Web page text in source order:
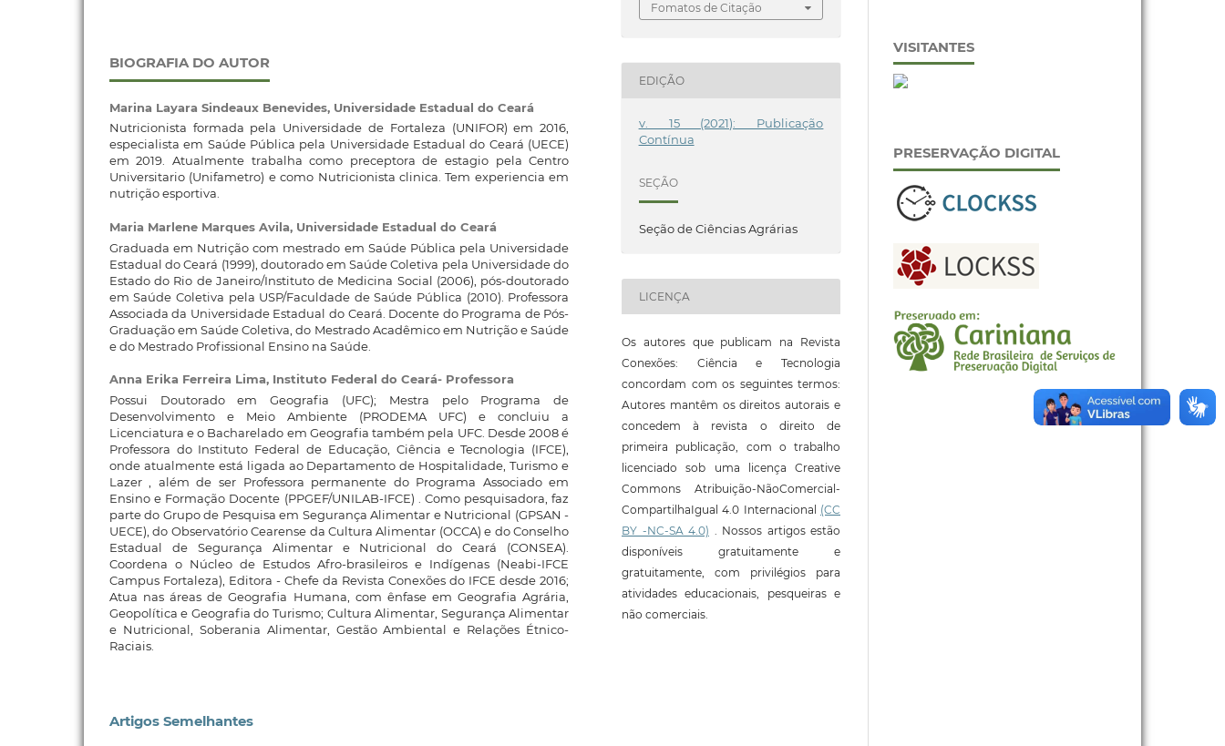
BIOGRAFIA DO AUTOR
Marina Layara Sindeaux Benevides, Universidade Estadual do Ceará
Nutricionista formada pela Universidade de Fortaleza (UNIFOR) em 2016,
especialista em Saúde Pública pela Universidade Estadual do Ceará (UECE)
em 2019. Atualmente trabalha como preceptora de estagio pela Centro
Universitario (Unifametro) e como Nutricionista clinica. Tem experiencia em
nutrição esportiva.
Maria Marlene Marques Avila, Universidade Estadual do Ceará
Graduada em Nutrição com mestrado em Saúde Pública pela Universidade
Estadual do Ceará (1999), doutorado em Saúde Coletiva pela Universidade do
Estado do Rio de Janeiro/Instituto de Medicina Social (2006), pós-doutorado
em Saúde Coletiva pela USP/Faculdade de Saúde Pública (2010). Professora
Associada da Universidade Estadual do Ceará. Docente do Programa de Pós-
Graduação em Saúde Coletiva, do Mestrado Acadêmico em Nutrição e Saúde
e do Mestrado Profissional Ensino na Saúde.
Anna Erika Ferreira Lima, Instituto Federal do Ceará- Professora
Possui Doutorado em Geografia (UFC); Mestra pelo Programa de
Desenvolvimento e Meio Ambiente (PRODEMA UFC) e concluiu a
Licenciatura e o Bacharelado em Geografia também pela UFC. Desde 2008 é
Professora do Instituto Federal de Educação, Ciência e Tecnologia (IFCE),
onde atualmente está ligada ao Departamento de Hospitalidade, Turismo e
Lazer , além de ser Professora permanente do Programa Associado em
Ensino e Formação Docente (PPGEF/UNILAB-IFCE) . Como pesquisadora, faz
parte do Grupo de Pesquisa em Segurança Alimentar e Nutricional (GPSAN -
UECE), do Observatório Cearense da Cultura Alimentar (OCCA) e do Conselho
Estadual de Segurança Alimentar e Nutricional do Ceará (CONSEA).
Coordena o Núcleo de Estudos Afro-brasileiros e Indígenas (Neabi-IFCE
Campus Fortaleza), Editora - Chefe da Revista Conexões do IFCE desde 2016;
Atua nas áreas de Geografia Humana, com ênfase em Geografia Agrária,
Geopolítica e Geografia do Turismo; Cultura Alimentar, Segurança Alimentar
e Nutricional, Soberania Alimentar, Gestão Ambiental e Relações Étnico-
Raciais.
Fomatos de Citação
EDIÇÃO
v. 15 (2021): Publicação
Contínua
SEÇÃO
Seção de Ciências Agrárias
LICENÇA
Os autores que publicam na Revista
Conexões: Ciência e Tecnologia
concordam com os seguintes termos:
Autores mantêm os direitos autorais e
concedem à revista o direito de
primeira publicação, com o trabalho
licenciado sob uma licença Creative
Commons Atribuição-NãoComercial-
CompartilhaIgual 4.0 Internacional (CC
BY -NC-SA 4.0) . Nossos artigos estão
disponíveis gratuitamente e
gratuitamente, com privilégios para
atividades educacionais, pesqueiras e
não comerciais.
Artigos Semelhantes
VISITANTES
PRESERVAÇÃO DIGITAL